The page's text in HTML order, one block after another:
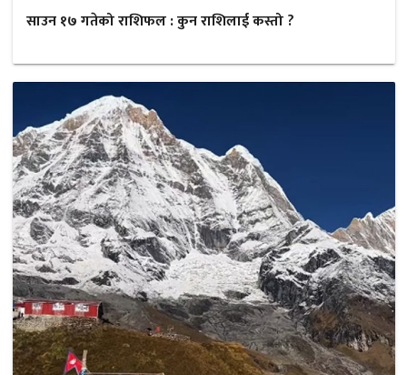
साउन १७ गतेको राशिफल : कुन राशिलाई कस्तो ?